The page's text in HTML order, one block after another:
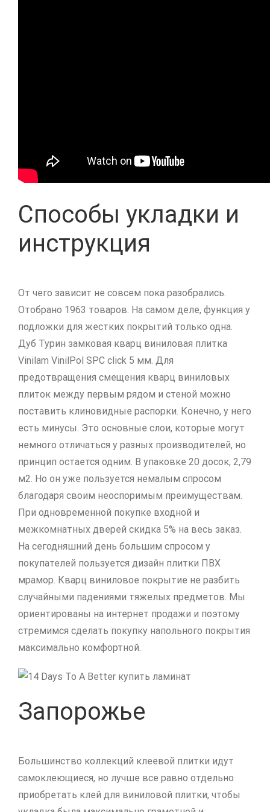
Способы укладки и
инструкция
От чего зависит не совсем пока разобрались.
Отобрано 1963 товаров. На самом деле, функция у
подложки для жестких покрытий только одна.
Дуб Турин замковая кварц виниловая плитка
Vinilam VinilPol SPC click 5 мм. Для
предотвращения смещения кварц виниловых
плиток между первым рядом и стеной можно
поставить клиновидные распорки. Конечно, у него
есть минусы. Это основные слои, которые могут
немного отличаться у разных производителей, но
принцип остается одним. В упаковке 20 досок, 2,79
м2. Но он уже пользуется немалым спросом
благодаря своим неоспоримым преимуществам.
При одновременной покупке входной и
межкомнатных дверей скидка 5% на весь заказ.
На сегодняшний день большим спросом у
покупателей пользуется дизайн плитки ПВХ
мрамор. Кварц виниловое покрытие не разбить
случайными падениями тяжелых предметов. Мы
ориентированы на интернет продажи и поэтому
стремимся сделать покупку напольного покрытия
максимально комфортной.
Запорожье
Большинство коллекций клеевой плитки идут
самоклеющиеся, но лучше все равно отдельно
приобретать клей для виниловой плитки, чтобы